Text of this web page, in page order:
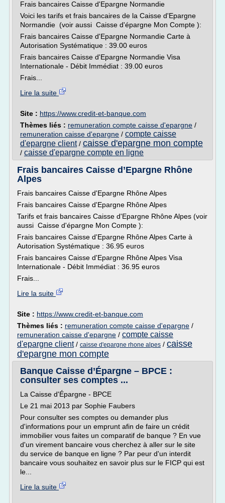
Frais bancaires Caisse d'Epargne Normandie
Voici les tarifs et frais bancaires de la Caisse d'Epargne
Normandie (voir aussi Caisse d'épargne Mon Compte ):
Frais bancaires Caisse d'Epargne Normandie Carte à
Autorisation Systématique : 39.00 euros
Frais bancaires Caisse d'Epargne Normandie Visa
Internationale - Débit Immédiat : 39.00 euros
Frais...
Lire la suite
Site : https://www.credit-et-banque.com
Thèmes liés : remuneration compte caisse d'epargne /
remuneration caisse d'epargne / compte caisse
d'epargne client/ caisse d'epargne mon compte
/ caisse d'epargne compte en ligne
Frais bancaires Caisse d’Epargne Rhône
Alpes
Frais bancaires Caisse d'Epargne Rhône Alpes
Frais bancaires Caisse d'Epargne Rhône Alpes
Tarifs et frais bancaires Caisse d'Epargne Rhône Alpes (voir
aussi Caisse d'épargne Mon Compte ):
Frais bancaires Caisse d'Epargne Rhône Alpes Carte à
Autorisation Systématique : 36.95 euros
Frais bancaires Caisse d'Epargne Rhône Alpes Visa
Internationale - Débit Immédiat : 36.95 euros
Frais...
Lire la suite
Site : https://www.credit-et-banque.com
Thèmes liés : remuneration compte caisse d'epargne /
remuneration caisse d'epargne / compte caisse
d'epargne client/ caisse d'epargne rhone alpes / caisse
d'epargne mon compte
Banque Caisse d’Épargne – BPCE :
consulter ses comptes ...
La Caisse d'Épargne - BPCE
Le 21 mai 2013 par Sophie Faubers
Pour consulter ses comptes ou demander plus
d'informations pour un emprunt afin de faire un crédit
immobilier vous faites un comparatif de banque ? En vue
d'un virement bancaire vous cherchez à aller sur le site
du service de banque en ligne ? Par peur d'un interdit
bancaire vous souhaitez en savoir plus sur le FICP qui est
le...
Lire la suite